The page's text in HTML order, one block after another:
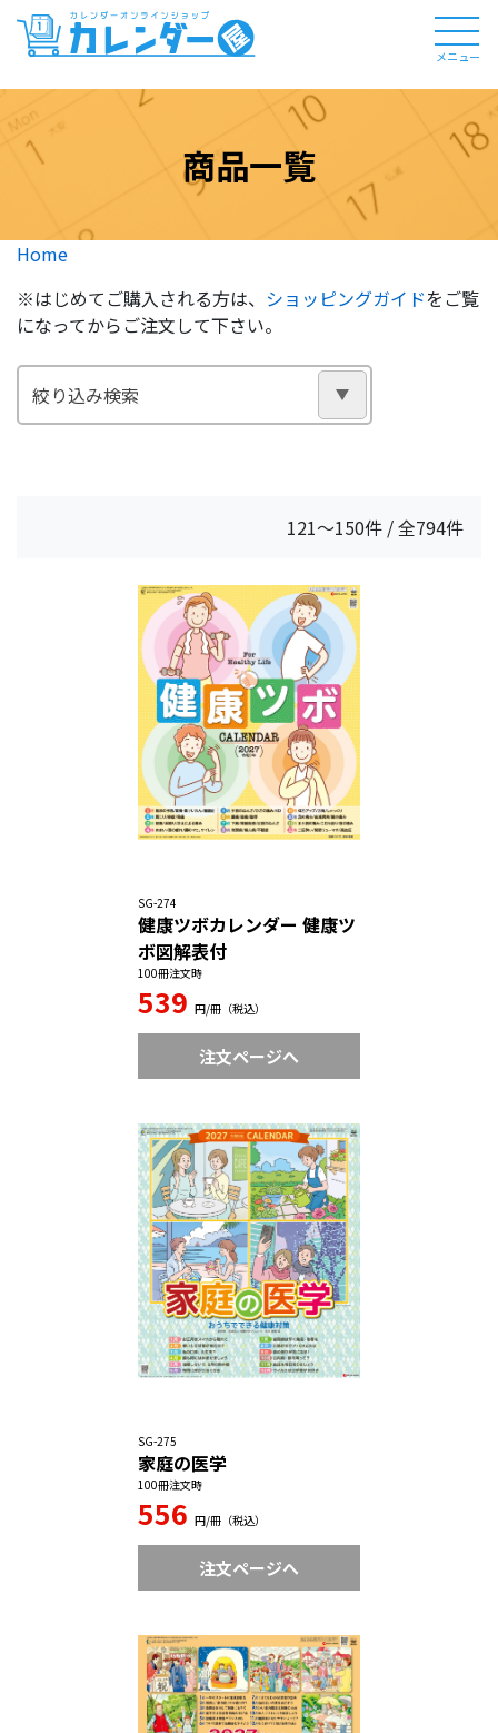
メニュー
商品一覧
Home
※はじめてご購入される方は、 ショッピングガイドをご覧
になってからご注文して下さい。
絞り込み検索
121～150件 / 全794件
SG-274
健康ツボカレンダー 健康ツ
ボ図解表付
100冊注文時
539 円/冊（税込）
注文ページへ
SG-275
家庭の医学
100冊注文時
556 円/冊（税込）
注文ページへ